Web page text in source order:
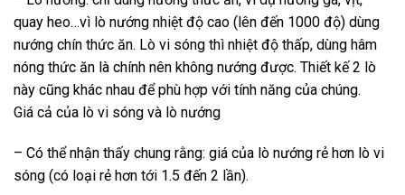
quay heo…vì lò nướng nhiệt độ cao (lên đến 1000 độ) dùng
nướng chín thức ăn. Lò vi sóng thì nhiệt độ thấp, dùng hâm
nóng thức ăn là chính nên không nướng được. Thiết kế 2 lò
này cũng khác nhau để phù hợp với tính năng của chúng.
Giá cả của lò vi sóng và lò nướng
– Có thể nhận thấy chung rằng: giá của lò nướng rẻ hơn lò vi
sóng (có loại rẻ hơn tới 1.5 đến 2 lần).